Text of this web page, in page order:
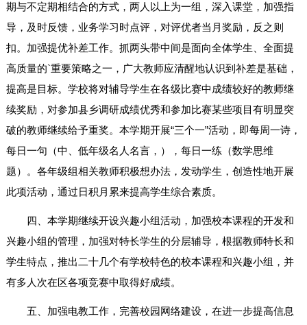
期与不定期相结合的方式，两人以上为一组，深入课堂，加强指
导，及时反馈，业务学习时点评，对评优者当月奖励，反之则
扣。加强提优补差工作。抓两头带中间是面向全体学生、全面提
高质量的`重要策略之一，广大教师应清醒地认识到补差是基础，
提高是目标。学校将对辅导学生在各级比赛中成绩较好的教师继
续奖励，对参加县乡调研成绩优秀和参加比赛某些项目有明显突
破的教师继续给予重奖。本学期开展“三个一”活动，即每周一诗，
每日一句（中、低年级名人名言，），每日一练（数学思维
题）。各年级组相关教师积极想办法，发动学生，创造性地开展
此项活动，通过日积月累来提高学生综合素质。
四、本学期继续开设兴趣小组活动，加强校本课程的开发和
兴趣小组的管理，加强对特长学生的分层辅导，根据教师特长和
学生特点，推出二十几个有学校特色的校本课程和兴趣小组，并
有多人次在区各项竞赛中取得好成绩。
五、加强电教工作，完善校园网络建设，在进一步提高信息